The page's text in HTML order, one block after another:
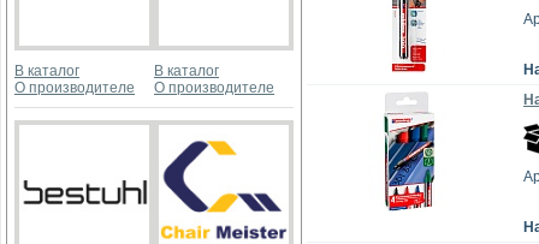
В каталог
О производителе
В каталог
О производителе